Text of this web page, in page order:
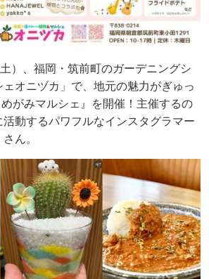
）、福岡・筑前町のガーデニングシ
ェオニヅカ」で、地元の魅力がぎゅっ
がみマルシェ』を開催！主催するの
動するパワフルなインスタグラマー
ん。